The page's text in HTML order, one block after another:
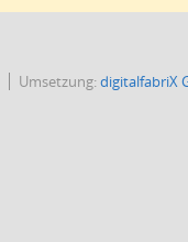
Umsetzung:digitalfabriX